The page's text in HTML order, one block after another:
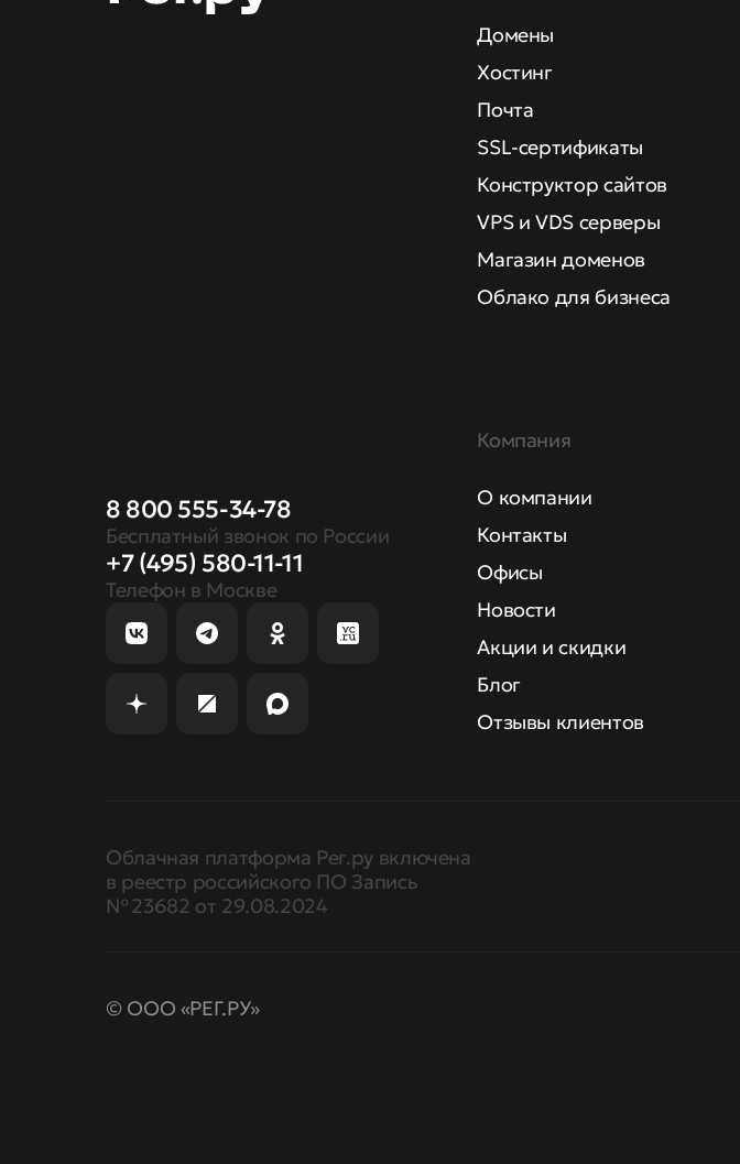
8 800 555-34-78
Бесплатный звонок по России
+7 (495) 580-11-11
Телефон в Москве
Домены
Хостинг
Почта
SSL-сертификаты
Конструктор сайтов
VPS и VDS серверы
Магазин доменов
Облако для бизнеса
Компания
О компании
Контакты
Офисы
Новости
Акции и скидки
Блог
Отзывы клиентов
Облачная платформа Рег.ру включена
в реестр российского ПО Запись
№ 23682 от 29.08.2024
© ООО «РЕГ.РУ»